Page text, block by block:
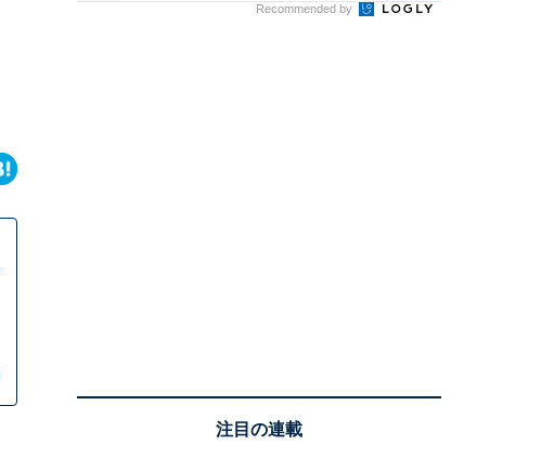
Recommended by
注目の連載